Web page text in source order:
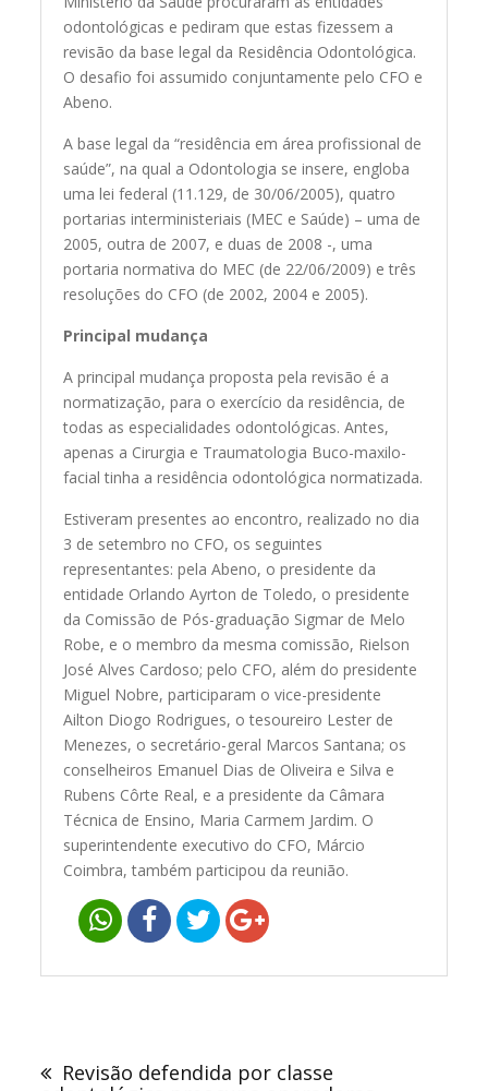
odontológicas e pediram que estas fizessem a
revisão da base legal da Residência Odontológica.
O desafio foi assumido conjuntamente pelo CFO e
Abeno.
A base legal da “residência em área profissional de
saúde”, na qual a Odontologia se insere, engloba
uma lei federal (11.129, de 30/06/2005), quatro
portarias interministeriais (MEC e Saúde) – uma de
2005, outra de 2007, e duas de 2008 -, uma
portaria normativa do MEC (de 22/06/2009) e três
resoluções do CFO (de 2002, 2004 e 2005).
Principal mudança
A principal mudança proposta pela revisão é a
normatização, para o exercício da residência, de
todas as especialidades odontológicas. Antes,
apenas a Cirurgia e Traumatologia Buco-maxilo-
facial tinha a residência odontológica normatizada.
Estiveram presentes ao encontro, realizado no dia
3 de setembro no CFO, os seguintes
representantes: pela Abeno, o presidente da
entidade Orlando Ayrton de Toledo, o presidente
da Comissão de Pós-graduação Sigmar de Melo
Robe, e o membro da mesma comissão, Rielson
José Alves Cardoso; pelo CFO, além do presidente
Miguel Nobre, participaram o vice-presidente
Ailton Diogo Rodrigues, o tesoureiro Lester de
Menezes, o secretário-geral Marcos Santana; os
conselheiros Emanuel Dias de Oliveira e Silva e
Rubens Côrte Real, e a presidente da Câmara
Técnica de Ensino, Maria Carmem Jardim. O
superintendente executivo do CFO, Márcio
Coimbra, também participou da reunião.
PostRevisão defendida por classe